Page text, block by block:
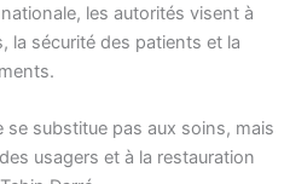
les autorités visent à
la sécurité des patients et la
se substitue pas aux soins, mais
usagers et à la restauration